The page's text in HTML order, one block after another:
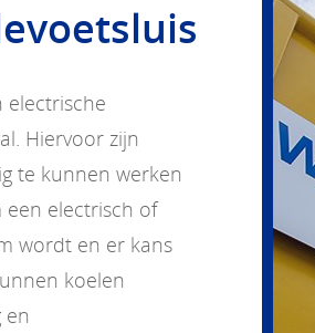
electrische
Hiervoor zijn
te kunnen werken
een electrisch of
wordt en er kans
koelen
en